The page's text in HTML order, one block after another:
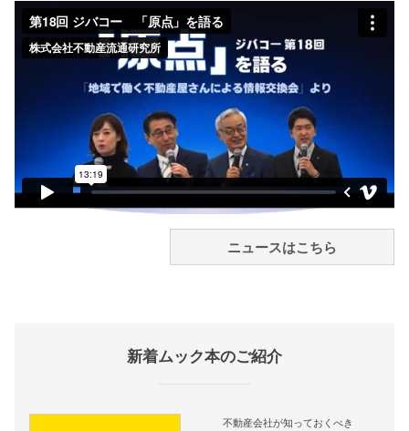
ニュースはこちら
新着ムック本のご紹介
不動産会社が知っておくべき